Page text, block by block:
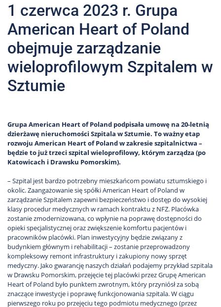
1 czerwca 2023 r. Grupa
American Heart of Poland
obejmuje zarządzanie
wieloprofilowym Szpitalem w
Sztumie
Grupa American Heart of Poland podpisała umowę na 20-letnią
dzierżawę nieruchomości Szpitala w Sztumie. To ważny etap
rozwoju American Heart of Poland w zakresie szpitalnictwa –
będzie to już trzeci szpital wieloprofilowy, którym zarządza (po
Katowicach i Drawsku Pomorskim).
– Szpital jest bardzo potrzebny mieszkańcom powiatu sztumskiego i
okolic. Zaangażowanie się spółki American Heart of Poland w
zarządzanie Szpitalem zapewni bezpieczeństwo i dostęp do wysokiej
klasy procedur medycznych w ramach kontraktu z NFZ. Placówka
zostanie zmodernizowana, co wpłynie na poprawę dostępności do
opieki specjalistycznej oraz zwiększenie komfortu pacjentów i
pracowników placówki. Plan inwestycyjny będzie związany z
budynkiem głównym i rehabilitacji – zostanie przeprowadzony
kompleksowy remont infrastruktury i zakupiony nowy sprzęt
medyczny. Jako gwarancję naszych działań podajemy przykład szpitala
w Drawsku Pomorskim, przejęcie tej placówki przez Grupę American
Heart of Poland było punktem zwrotnym, który przyniósł za sobą
znaczące inwestycje i poprawę funkcjonowania szpitala. W ciągu
pierwszego roku po przejęciu tego podmiotu medycznego (przez